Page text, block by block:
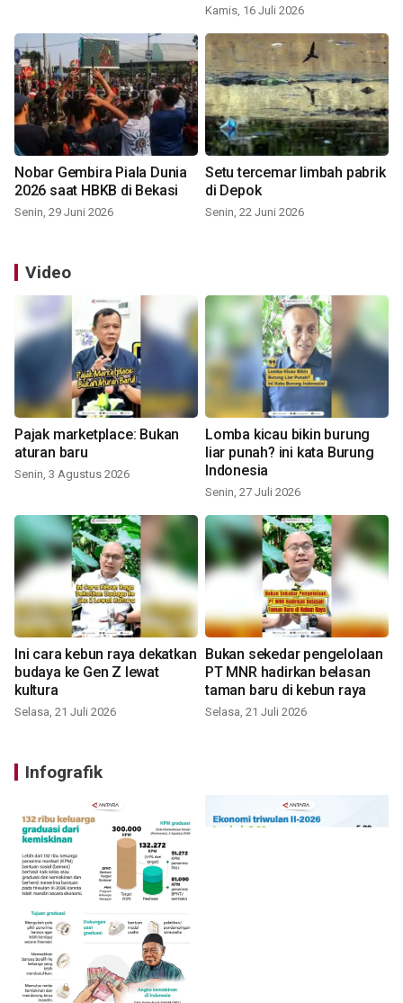
Kamis, 16 Juli 2026
Nobar Gembira Piala Dunia
2026 saat HBKB di Bekasi
Senin, 29 Juni 2026
Setu tercemar limbah pabrik
di Depok
Senin, 22 Juni 2026
Video
Pajak marketplace: Bukan
aturan baru
Senin, 3 Agustus 2026
Lomba kicau bikin burung
liar punah? ini kata Burung
Indonesia
Senin, 27 Juli 2026
Ini cara kebun raya dekatkan
budaya ke Gen Z lewat
kultura
Selasa, 21 Juli 2026
Bukan sekedar pengelolaan
PT MNR hadirkan belasan
taman baru di kebun raya
Selasa, 21 Juli 2026
Infografik